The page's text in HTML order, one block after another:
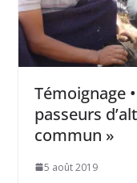
Témoignage
passeurs
commun »
5 août 2019